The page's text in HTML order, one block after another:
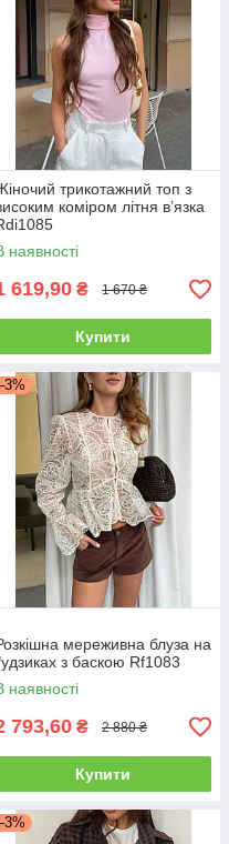
трикотажний топ з
коміром літня вʼязка
наявності
619,90 ₴ 1 670 ₴
Купити
мереживна блуза на
з баскою Rf1083
наявності
793,60 ₴ 2 880 ₴
Купити